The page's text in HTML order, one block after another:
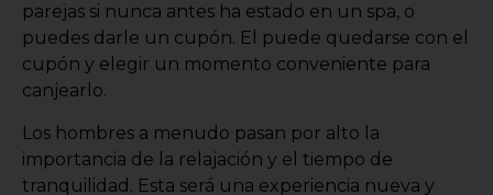
parejas si nunca antes ha estado en un spa, o
puedes darle un cupón. El puede quedarse con el
cupón y elegir un momento conveniente para
canjearlo.
Los hombres a menudo pasan por alto la
importancia de la relajación y el tiempo de
tranquilidad. Esta será una experiencia nueva y